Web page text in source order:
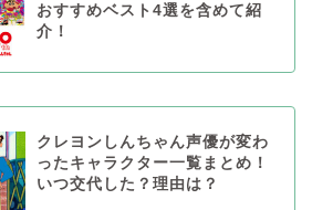
おすすめベスト4選を含めて紹
介！
クレヨンしんちゃん声優が変わ
ったキャラクター一覧まとめ！
いつ交代した？理由は？